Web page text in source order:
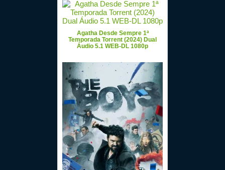
Agatha Desde Sempre 1ª
Temporada Torrent (2024) Dual
Áudio 5.1 WEB-DL 1080p